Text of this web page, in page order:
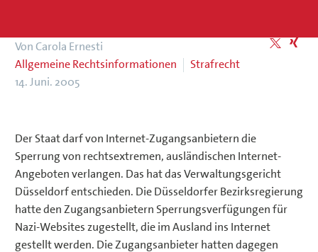
Von Carola Ernesti
Allgemeine Rechtsinformationen
Strafrecht
14. Juni. 2005
Der Staat darf von Internet-Zugangsanbietern die
Sperrung von rechtsextremen, ausländischen Internet-
Angeboten verlangen. Das hat das Verwaltungsgericht
Düsseldorf entschieden. Die Düsseldorfer Bezirksregierung
hatte den Zugangsanbietern Sperrungsverfügungen für
Nazi-Websites zugestellt, die im Ausland ins Internet
gestellt werden. Die Zugangsanbieter hatten dagegen